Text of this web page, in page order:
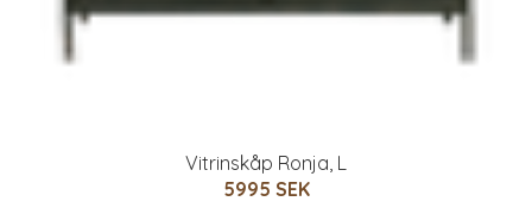
Vitrinskåp Ronja, L
5995 SEK